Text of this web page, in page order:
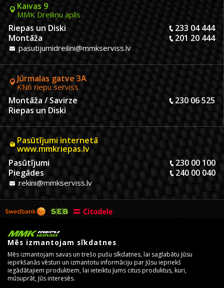
Kaivas 9
MMK Dreiliņu aplis
Riepas un Diski
233 04 444
Montāža
201 20 444
pasutijumidreilini@mmkserviss.lv
Jūrmalas gatve 3A
KN6 riepu serviss
Montāža / Savirze
230 06 525
Riepas un Diski
Pasūtījumi internetā
www.mmkriepas.lv
Pasūtījumi
230 00 100
Piegādes
240 00 040
rekini@mmkserviss.lv
Mēs izmantojam sīkdatnes
Mēs izmantojam savas un trešo pušu sīkdatnes, lai saglabātu Jūsu
iepirkšanās vēsturi un izmantotu informāciju par Jūsu iepriekš
iegādātajiem produktiem, lai ieteiktu Jums citus produktus, kuri,
mūsuprāt, Jūs interesēs.